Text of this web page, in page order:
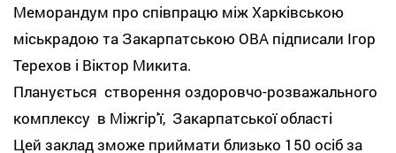
Меморандум про співпрацю між Харківською
міськрадою та Закарпатською ОВА підписали Ігор
Терехов і Віктор Микита.
Планується створення оздоровчо-розважального
комплексу в Міжгір'ї, Закарпатської області
Цей заклад зможе приймати близько 150 осіб за